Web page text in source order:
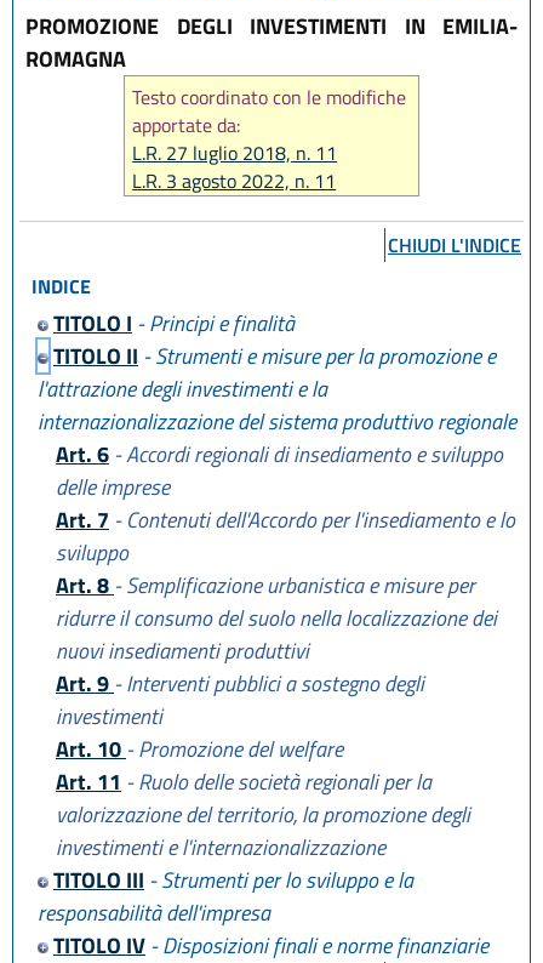
PROMOZIONE DEGLI INVESTIMENTI IN EMILIA-
ROMAGNA
Testo coordinato con le modifiche
apportate da:
L.R. 27 luglio 2018, n. 11
L.R. 3 agosto 2022, n. 11
CHIUDI L'INDICE
INDICE
TITOLO I - Principi e finalità
TITOLO II - Strumenti e misure per la promozione e
l'attrazione degli investimenti e la
internazionalizzazione del sistema produttivo regionale
Art. 6 - Accordi regionali di insediamento e sviluppo
delle imprese
Art. 7 - Contenuti dell'Accordo per l'insediamento e lo
sviluppo
Art. 8 - Semplificazione urbanistica e misure per
ridurre il consumo del suolo nella localizzazione dei
nuovi insediamenti produttivi
Art. 9 - Interventi pubblici a sostegno degli
investimenti
Art. 10 - Promozione del welfare
Art. 11 - Ruolo delle società regionali per la
valorizzazione del territorio, la promozione degli
investimenti e l'internazionalizzazione
TITOLO III - Strumenti per lo sviluppo e la
responsabilità dell'impresa
TITOLO IV- Disposizioni finali e norme finanziarie